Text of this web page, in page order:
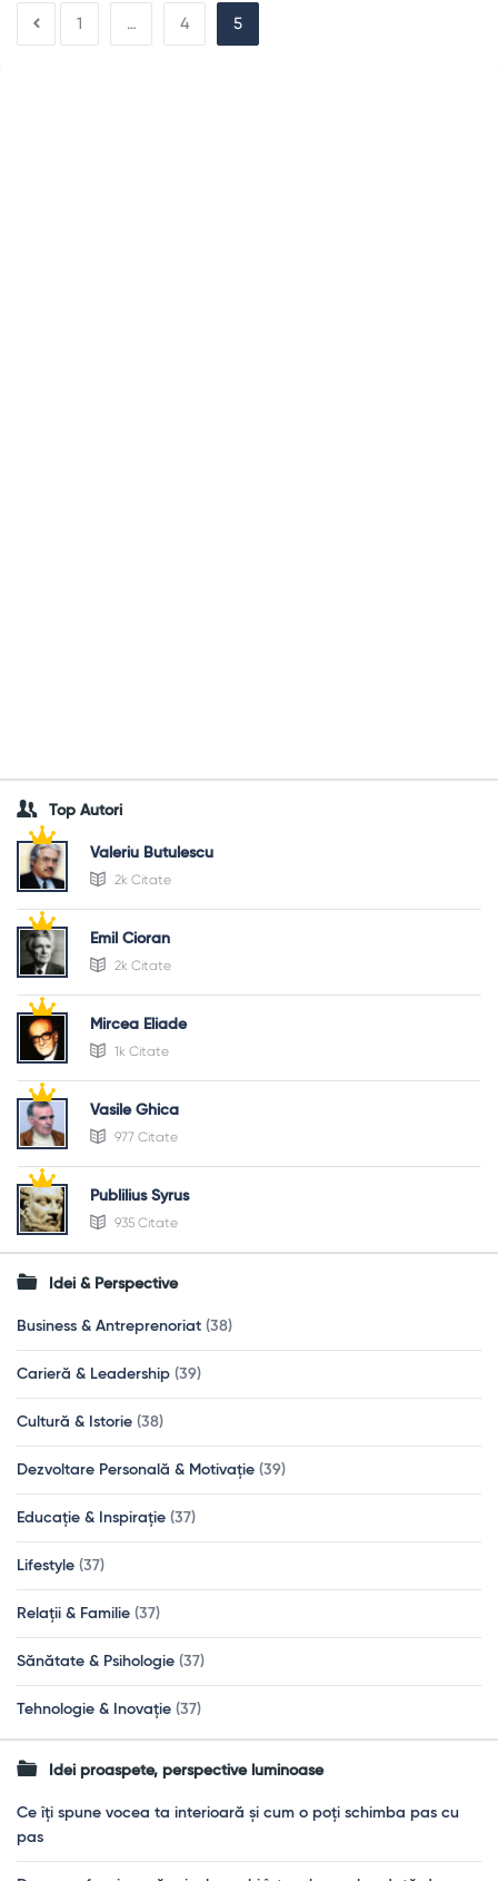
1 … 4 5
Top Autori
Valeriu Butulescu
2k Citate
Emil Cioran
2k Citate
Mircea Eliade
1k Citate
Vasile Ghica
977 Citate
Publilius Syrus
935 Citate
Idei & Perspective
Business & Antreprenoriat (38)
Carieră & Leadership (39)
Cultură & Istorie (38)
Dezvoltare Personală & Motivație (39)
Educație & Inspirație (37)
Lifestyle (37)
Relații & Familie (37)
Sănătate & Psihologie (37)
Tehnologie & Inovație (37)
Idei proaspete, perspective luminoase
Ce îți spune vocea ta interioară și cum o poți schimba pas cu
pas